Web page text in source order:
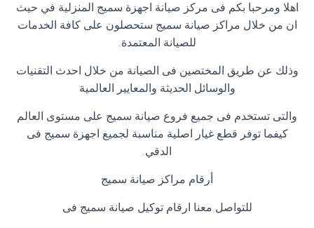
اهلا ومرحبا بكم فى مركز صيانة اجهزة سميج المنزلية في حيث
ان من خلال مراكز صيانة سميج ستحصلون على كافة الخدمات
للصيانة المعتمدة.
وذلك عن طريق المختصين فى الصيانة من خلال احدث التقنيات
والوسائل الحديثة والمعايير العالمية
والتى تستخدم فى جميع فروع صيانة سميج على مستوى العالم
كيفما توفر قطع غيار اصلية مناسبة لجميع اجهزة سميج فى
الدقي.
أرقام مراكز صيانة سميج
للتواصل معنا ارقام توكيل صيانة سميج فى